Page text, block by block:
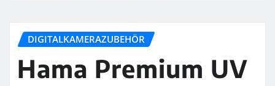
DIGITALKAMERAZUBEHÖR
Hama Premium UV